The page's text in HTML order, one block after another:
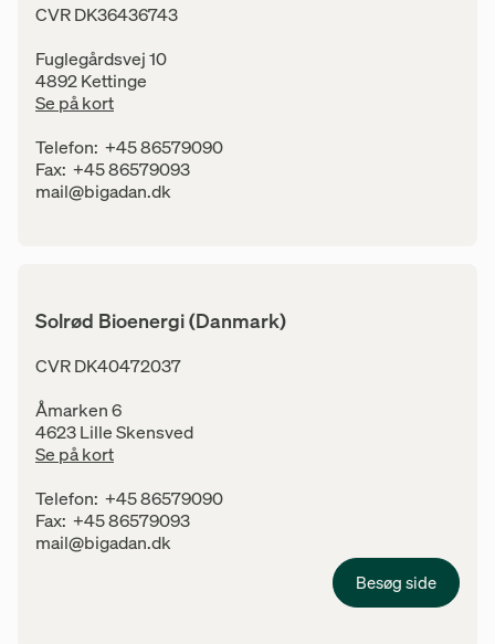
Adresse
CVR DK36436743
Fuglegårdsvej 10
4892 Kettinge
Se på kort
Kontaktinfo
Telefon: +45 86579090
Fax: +45 86579093
E-mail:
mail@bigadan.dk
Solrød Bioenergi (Danmark)
Adresse
CVR DK40472037
Åmarken 6
4623 Lille Skensved
Se på kort
Kontaktinfo
Telefon: +45 86579090
Fax: +45 86579093
E-mail:
mail@bigadan.dk
Besøg side